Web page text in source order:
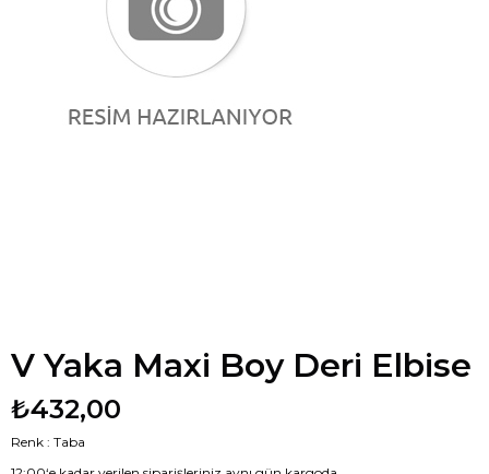
V Yaka Maxi Boy Deri Elbise
₺432,00
Renk : Taba